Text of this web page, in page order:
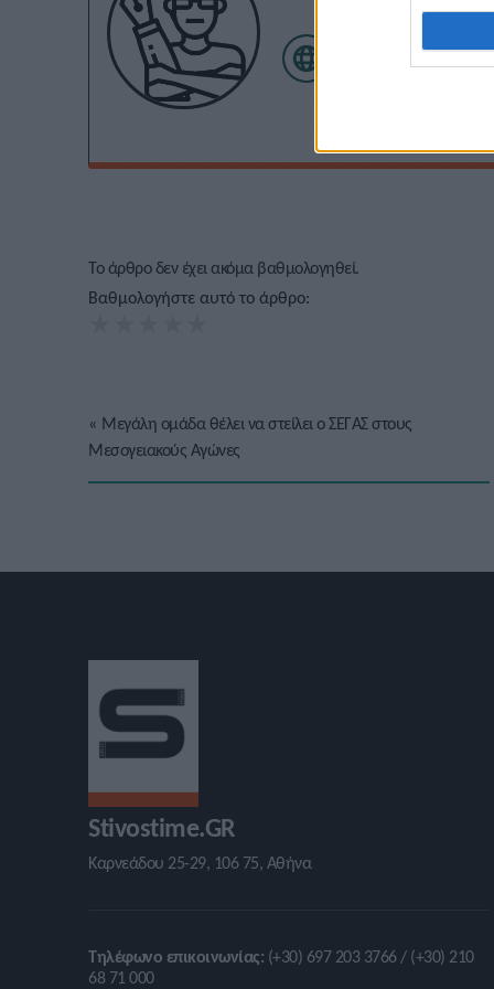
Το άρθρο δεν έχει ακόμα βαθμολογηθεί.
Βαθμολογήστε αυτό το άρθρο:
« Μεγάλη ομάδα θέλει να στείλει ο ΣΕΓΑΣ στους
Μεσογειακούς Αγώνες
Stivostime.GR
Καρνεάδου 25-29, 106 75, Αθήνα
Τηλέφωνο επικοινωνίας: (+30) 697 203 3766 / (+30) 210
68 71 000